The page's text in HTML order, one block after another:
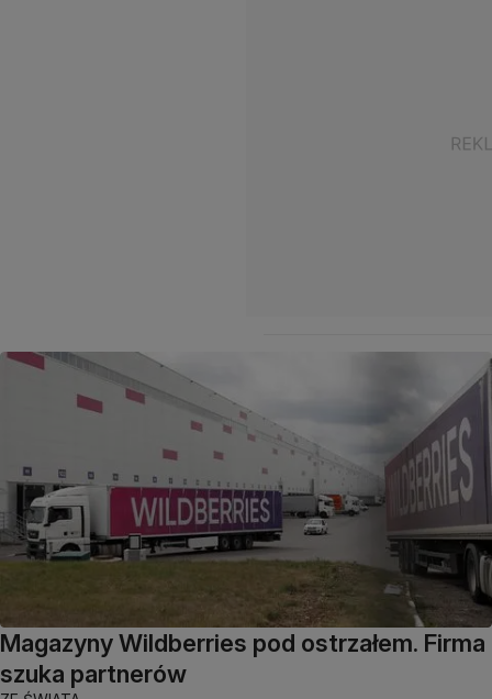
Magazyny Wildberries pod ostrzałem. Firma
szuka partnerów